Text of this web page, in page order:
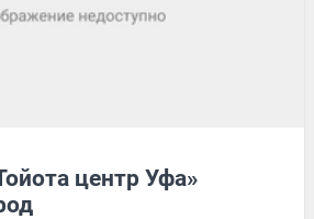
центр Уфа»